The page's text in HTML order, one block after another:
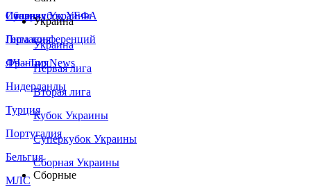
Сборная Украины
Италия
Германия
Франция
Нидерланды
Турция
Португалия
Бельгия
МЛС
Суперкубок УЕФА
Лига конференций
ЛЧ - Top News
Украина
Украина
Первая лига
Вторая лига
Кубок Украины
Суперкубок Украины
Сборная Украины
Сборные